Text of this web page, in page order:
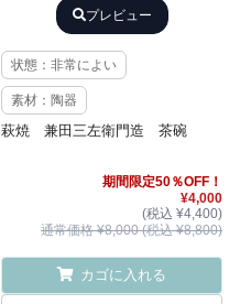
プレビュー
状態：非常によい
素材：陶器
萩焼 兼田三左衛門造 茶碗
期間限定50％OFF！
¥4,000
(税込 ¥4,400)
通常価格 ¥8,000 (税込 ¥8,800)
カゴに入れる